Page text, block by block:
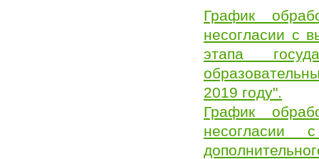
График
несогласии с
этапа
2019 году".
График
несогласии